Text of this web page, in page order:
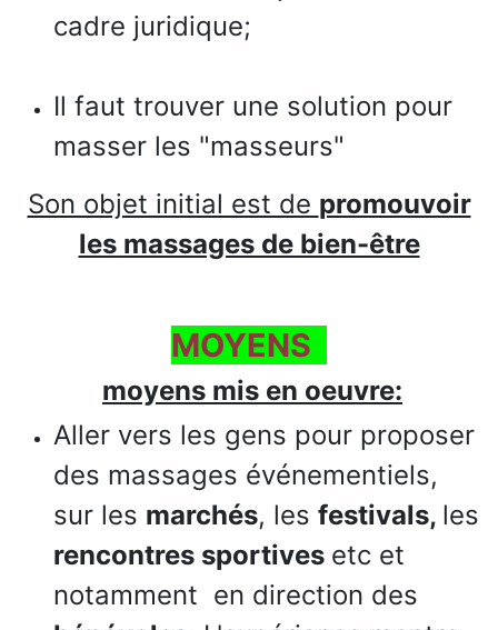
cadre juridique;
Il faut trouver une solution pour
masser les "masseurs"
Son objet initial est de promouvoir
les massages de bien-être
MOYENS
moyens mis en oeuvre:
Aller vers les gens pour proposer
des massages événementiels,
sur les marchés, les festivals, les
rencontres sportives etc et
notamment en direction des